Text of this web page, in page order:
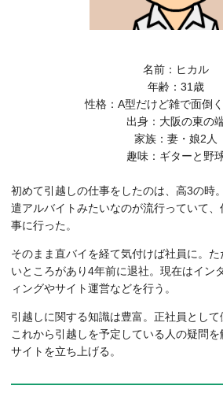
名前：ヒカル
年齢：31歳
性格：A型だけど雑で面倒
出身：大阪の東の
家族：妻・娘2人
趣味：ギターと野
初めて引越しの仕事をしたのは、高3の時
遣アルバイトみたいなのが流行っていて
事に行った。
そのまま直バイを経て気付けば社員に。
いところがあり4年前に退社。現在はイン
ィングやサイト運営などを行う。
引越しに関する知識は豊富。正社員として
これから引越しを予定している人の疑問
サイトを立ち上げる。